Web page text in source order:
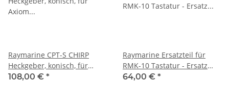
Raymarine CPT-S CHIRP
Heckgeber, konisch, für
Axiom MFD E70342
108,00 € *
Raymarine Ersatzteil für
RMK-10 Tastatur - Ersatz
Tastaturfeld im Querformat
64,00 € *